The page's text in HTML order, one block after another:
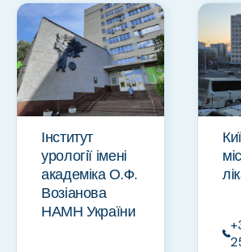
Інститут
урології імені
академіка О.Ф.
Возіанова
НАМН України